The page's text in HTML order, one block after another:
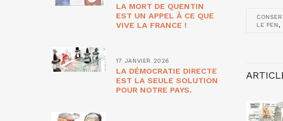
LE PEN ,
LA MORT DE QUENTIN
EST UN APPEL À CE QUE
VIVE LA FRANCE !
17 JANVIER 2026
LA DÉMOCRATIE DIRECTE
EST LA SEULE SOLUTION
POUR NOTRE PAYS.